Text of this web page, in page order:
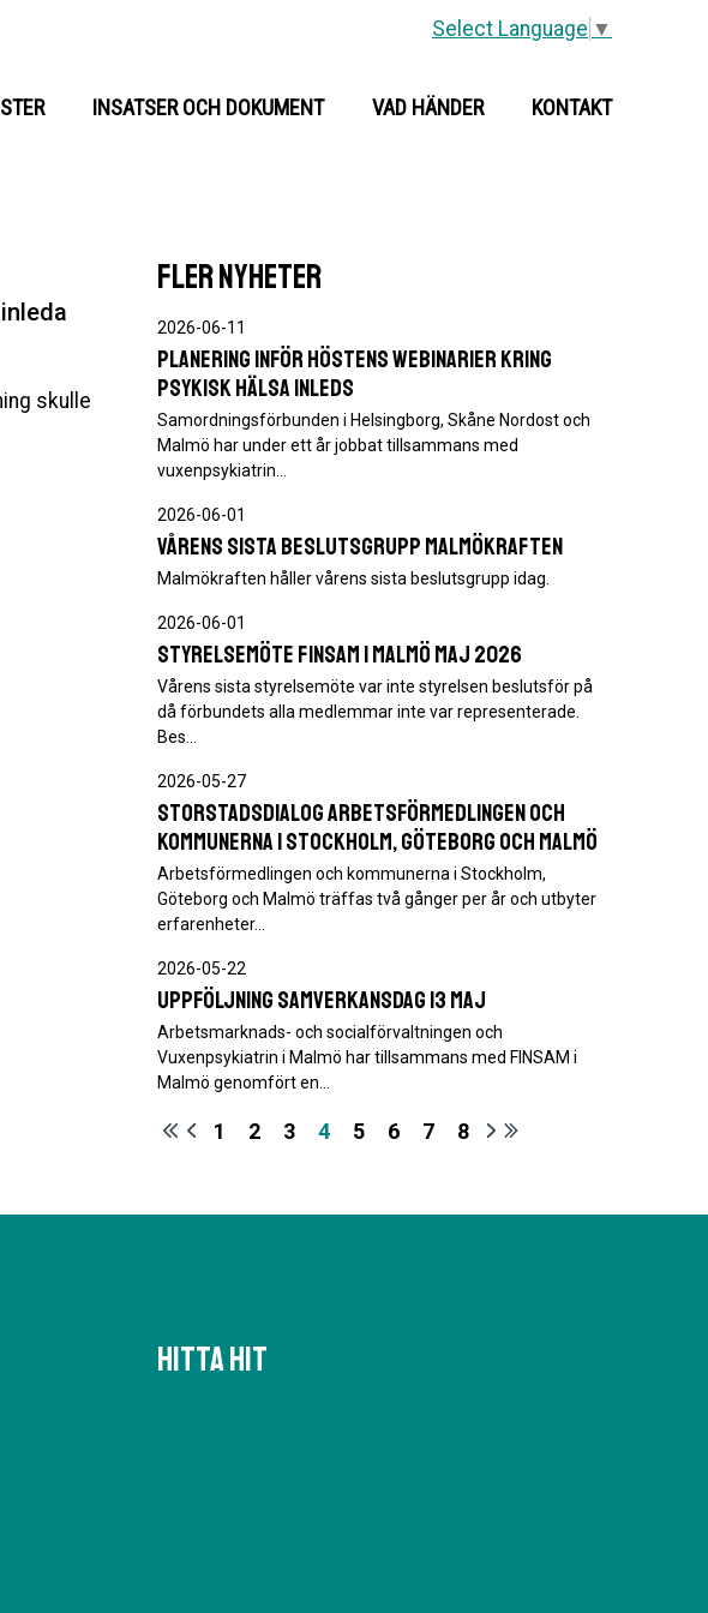
Select Language ▼
INSATSER OCH DOKUMENT VAD HÄNDER KONTAKT
skulle
FLER NYHETER
2026-06-11
Planering inför höstens webinarier kring
psykisk hälsa inleds
Samordningsförbunden i Helsingborg, Skåne Nordost och
Malmö har under ett år jobbat tillsammans med
vuxenpsykiatrin…
2026-06-01
Vårens sista beslutsgrupp Malmökraften
Malmökraften håller vårens sista beslutsgrupp idag.
2026-06-01
Styrelsemöte FINSAM i Malmö maj 2026
Vårens sista styrelsemöte var inte styrelsen beslutsför på
då förbundets alla medlemmar inte var representerade.
Bes…
2026-05-27
Storstadsdialog Arbetsförmedlingen och
kommunerna i Stockholm, Göteborg och Malmö
Arbetsförmedlingen och kommunerna i Stockholm,
Göteborg och Malmö träffas två gånger per år och utbyter
erfarenheter…
2026-05-22
Uppföljning samverkansdag 13 maj
Arbetsmarknads- och socialförvaltningen och
Vuxenpsykiatrin i Malmö har tillsammans med FINSAM i
Malmö genomfört en…
1 2 3 4 5 6 7 8
Hitta hit